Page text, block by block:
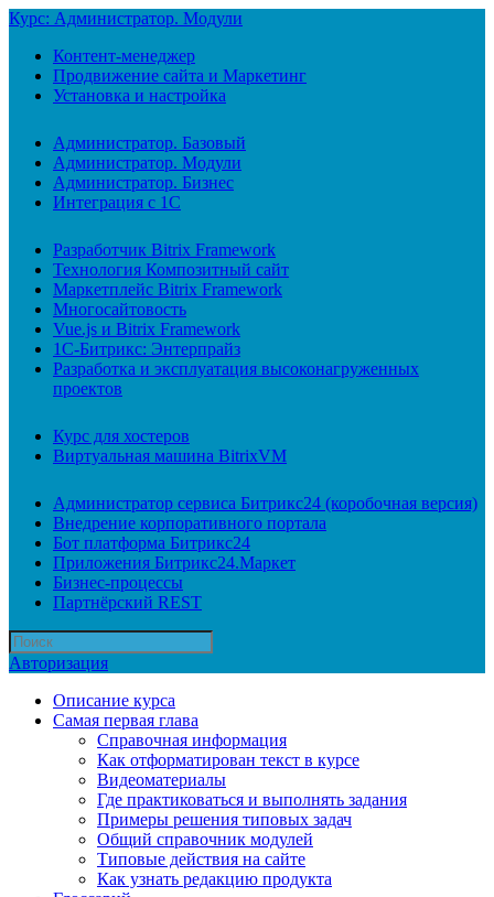
Курс: Администратор. Модули
Контент-менеджер
Продвижение сайта и Маркетинг
Установка и настройка
Администратор. Базовый
Администратор. Модули
Администратор. Бизнес
Интеграция с 1С
Разработчик Bitrix Framework
Технология Композитный сайт
Маркетплейс Bitrix Framework
Многосайтовость
Vue.js и Bitrix Framework
1С-Битрикс: Энтерпрайз
Разработка и эксплуатация высоконагруженных
проектов
Курс для хостеров
Виртуальная машина BitrixVM
Администратор сервиса Битрикс24 (коробочная версия)
Внедрение корпоративного портала
Бот платформа Битрикс24
Приложения Битрикс24.Маркет
Бизнес-процессы
Партнёрский REST
Авторизация
Описание курса
Самая первая глава
Справочная информация
Как отформатирован текст в курсе
Видеоматериалы
Где практиковаться и выполнять задания
Примеры решения типовых задач
Общий справочник модулей
Типовые действия на сайте
Как узнать редакцию продукта